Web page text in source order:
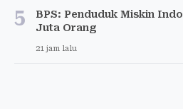
5
BPS: Penduduk Miskin
Juta Orang
21 jam lalu